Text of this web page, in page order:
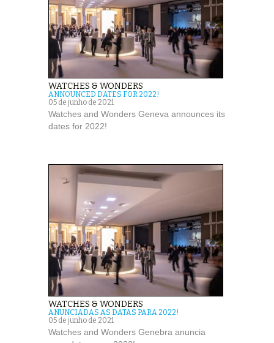
WATCHES & WONDERS
ANNOUNCED DATES FOR 2022!
05 de junho de 2021
Watches and Wonders Geneva announces its
dates for 2022!
WATCHES & WONDERS
ANUNCIADAS AS DATAS PARA 2022!
05 de junho de 2021
Watches and Wonders Genebra anuncia